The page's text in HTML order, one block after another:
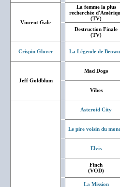
Vincent Gale
La femme la plus
recherchée
(TV)
Destruction Finale
(TV)
Crispin Glover La Légende de
Jeff Goldblum
Mad Dogs
Vibes
Asteroid City
Le pire voisin du
Elvis
Finch
(VOD)
La Mission